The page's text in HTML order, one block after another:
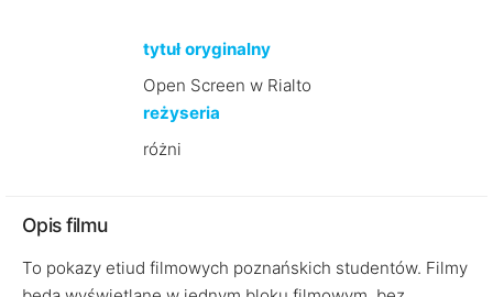
tytuł oryginalny
Open Screen w Rialto
reżyseria
różni
Opis filmu
To pokazy etiud filmowych poznańskich studentów. Filmy